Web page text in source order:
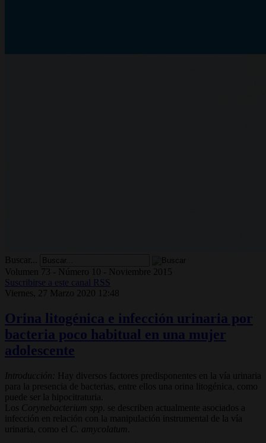
Buscar...
Volumen 73 - Número 10 - Noviembre 2015
Suscribirse a este canal RSS
Viernes, 27 Marzo 2020 12:48
Orina litogénica e infección urinaria por
bacteria poco habitual en una mujer
adolescente
Introducción:
Hay diversos factores predisponentes en la vía urinaria
para la presencia de bacterias, entre ellos una orina litogénica, como
puede ser la hipocitraturia.
Los Corynebacterium spp . se describen actualmente asociados a
infección en relación con la manipulación instrumental de la vía
urinaria, como el C. amycolatum.